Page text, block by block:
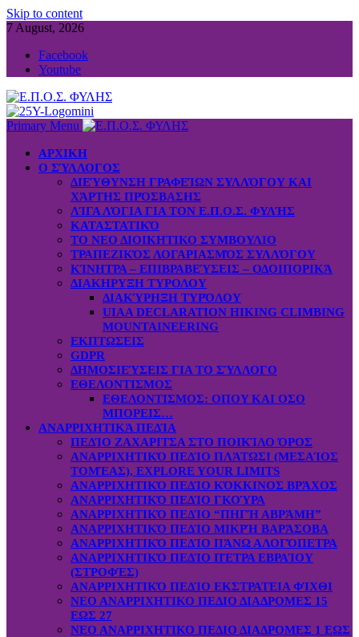
Skip to content
7 August, 2026
Facebook
Youtube
Primary Menu
ΑΡΧΙΚΗ
Ο ΣΎΛΛΟΓΟΣ
ΔΙΕΎΘΥΝΣΗ ΓΡΑΦΕΊΩΝ ΣΥΛΛΌΓΟΥ ΚΑΙ
ΧΆΡΤΗΣ ΠΡΌΣΒΑΣΗΣ
ΛΊΓΑ ΛΌΓΙΑ ΓΙΑ ΤΟΝ Ε.Π.Ο.Σ. ΦΥΛΉΣ
ΚΑΤΑΣΤΑΤΙΚΌ
ΤΟ ΝΕΟ ΔΙΟΙΚΗΤΙΚΟ ΣΥΜΒΟΥΛΙΟ
ΤΡΑΠΕΖΙΚΌΣ ΛΟΓΑΡΙΑΣΜΌΣ ΣΥΛΛΌΓΟΥ
ΚΊΝΗΤΡΑ – ΕΠΙΒΡΑΒΕΎΣΕΙΣ – ΟΔΟΙΠΟΡΙΚΆ
ΔΙΑΚΗΡΥΞΗ ΤΥΡΟΛΟΥ
ΔΙΑΚΎΡΗΞΗ ΤΥΡΌΛΟΥ
UIAA DECLARATION HIKING CLIMBING
MOUNTAINEERING
ΕΚΠΤΩΣΕΙΣ
GDPR
ΔΗΜΟΣΙΕΎΣΕΙΣ ΓΙΑ ΤΟ ΣΎΛΛΟΓΟ
ΕΘΕΛΟΝΤΙΣΜΟΣ
ΕΘΕΛΟΝΤΙΣΜΟΣ: OΠOY KAI ΟΣΟ
ΜΠΟΡΕΙΣ…
ΑΝΑΡΡΙΧΗΤΙΚΆ ΠΕΔΊΑ
ΠΕΔΊΟ ΖΑΧΑΡΙΤΣΑ ΣΤΟ ΠΟΙΚΊΛΟ ΌΡΟΣ
ΑΝΑΡΡΙΧΗΤΙΚΌ ΠΕΔΊΟ ΠΛΆΤΩΣΙ (ΜΕΣΑΊΟΣ
ΤΟΜΈΑΣ), EXPLORE YOUR LIMITS
ΑΝΑΡΡΙΧΗΤΙΚΌ ΠΕΔΊΟ ΚΌΚΚΙΝΟΣ ΒΡΆΧΟΣ
ΑΝΑΡΡΙΧΗΤΙΚΌ ΠΕΔΊΟ ΓΚΟΎΡΑ
ΑΝΑΡΡΙΧΗΤΙΚΌ ΠΕΔΊΟ “ΠΗΓΉ ΑΒΡΆΜΗ”
ΑΝΑΡΡΙΧΗΤΙΚΌ ΠΕΔΊΟ ΜΙΚΡΉ ΒΑΡΆΣΟΒΑ
ΑΝΑΡΡΙΧΗΤΙΚΌ ΠΕΔΊΟ ΠΆΝΩ ΑΛΟΓΌΠΕΤΡΑ
ΑΝΑΡΡΙΧΗΤΙΚΌ ΠΕΔΊΟ ΠΈΤΡΑ ΕΒΡΑΊΟΥ
(ΣΤΡΟΦΈΣ)
ΑΝΑΡΡΙΧΗΤΙΚΌ ΠΕΔΊΟ ΕΚΣΤΡΑΤΕΙΑ ΦΊΧΘΙ
ΝΕΟ ΑΝΑΡΡΙΧΗΤΙΚΟ ΠΕΔΙΟ ΔΙΑΔΡΟΜΕΣ 15
ΕΩΣ 27
ΝΕΟ ΑΝΑΡΡΙΧΗΤΙΚΟ ΠΕΔΙΟ ΔΙΑΔΡΟΜΕΣ 1 ΕΩΣ